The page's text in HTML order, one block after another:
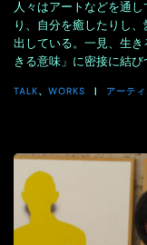
人々はアートなどを通
り、自分を癒したりし
出している。一見、生
きる意味」に密接に結び
TALK、 WORKS アーテ